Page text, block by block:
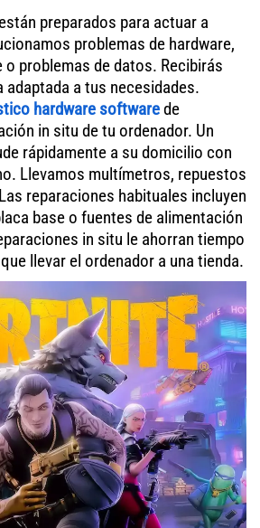
preparados para actuar a
problemas de hardware,
problemas de datos. Recibirás
adaptada a tus necesidades.
hardware softwarede
in situ de tu ordenador. Un
rápidamente a su domicilio con
Llevamos multímetros, repuestos
reparaciones habituales incluyen
base o fuentes de alimentación
in situ le ahorran tiempo
llevar el ordenador a una tienda.